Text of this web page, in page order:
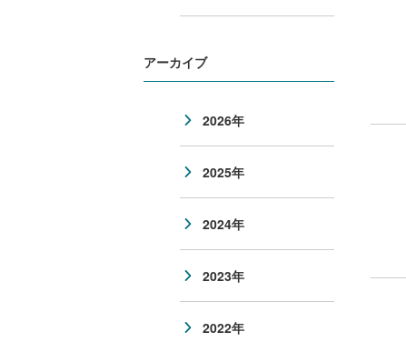
アーカイブ
2026年
2025年
2024年
2023年
2022年